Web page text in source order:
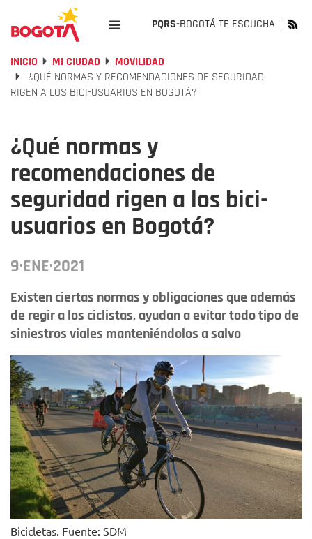
PQRS-BOGOTÁ TE ESCUCHA
INICIO MI CIUDAD
MOVILIDAD
¿QUÉ NORMAS Y RECOMENDACIONES DE SEGURIDAD
RIGEN A LOS BICI-USUARIOS EN BOGOTÁ?
¿Qué normas y
recomendaciones de
seguridad rigen a los bici-
usuarios en Bogotá?
9·ENE·2021
Existen ciertas normas y obligaciones que además
de regir a los ciclistas, ayudan a evitar todo tipo de
siniestros viales manteniéndolos a salvo
Bicicletas. Fuente: SDM